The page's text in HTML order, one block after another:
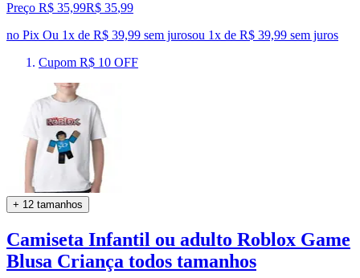
Preço R$ 35,99R$ 35,99
no Pix Ou 1x de R$ 39,99 sem jurosou 1x de R$ 39,99 sem juros
Cupom R$ 10 OFF
+ 12 tamanhos
Camiseta Infantil ou adulto Roblox Game
Blusa Criança todos tamanhos